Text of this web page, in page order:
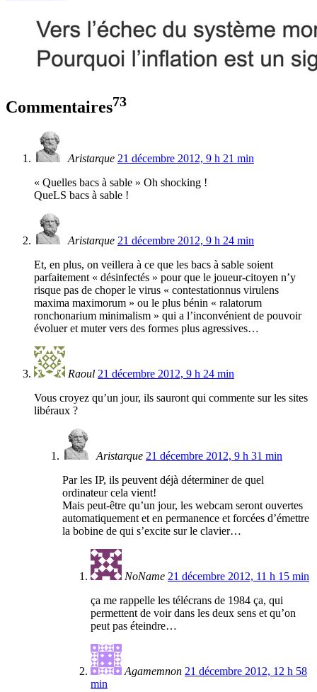
Commentaires73
Aristarque 21 décembre 2012, 9 h 21 min
« Quelles bacs à sable » Oh shocking !
QueLS bacs à sable !
Aristarque 21 décembre 2012, 9 h 24 min
Et, en plus, on veillera à ce que les bacs à sable soient
parfaitement « désinfectés » pour que le joueur-citoyen n’y
risque pas de choper le virus « contestationnus virulens
maxima maximorum » ou le plus bénin « ralatorum
ronchonarium minimalism » qui a l’inconvénient de pouvoir
évoluer et muter vers des formes plus agressives…
Raoul 21 décembre 2012, 9 h 24 min
Vous croyez qu’un jour, ils sauront qui commente sur les sites
libéraux ?
Aristarque 21 décembre 2012, 9 h 31 min
Par les IP, ils peuvent déjà déterminer de quel
ordinateur cela vient!
Mais peut-être qu’un jour, les webcam seront ouvertes
automatiquement et en permanence et forcées d’émettre
la bobine de qui s’excite sur le clavier…
NoName 21 décembre 2012, 11 h 15 min
ça me rappelle les télécrans de 1984 ça, qui
permettent de voir dans les deux sens et qu’on
peut pas éteindre…
Agamemnon 21 décembre 2012, 12 h 58
min